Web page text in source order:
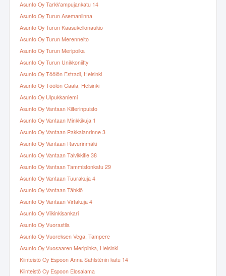
Asunto Oy Tarkk'ampujankatu 14
Asunto Oy Turun Asemanlinna
Asunto Oy Turun Kaasukellonaukio
Asunto Oy Turun Merenneito
Asunto Oy Turun Meripoika
Asunto Oy Turun Unikkoniitty
Asunto Oy Töölön Estradi, Helsinki
Asunto Oy Töölön Gaala, Helsinki
Asunto Oy Ulpukkaniemi
Asunto Oy Vantaan Kilterinpuisto
Asunto Oy Vantaan Minkkikuja 1
Asunto Oy Vantaan Pakkalanrinne 3
Asunto Oy Vantaan Ravurinmäki
Asunto Oy Vantaan Talvikkitie 38
Asunto Oy Vantaan Tammistonkatu 29
Asunto Oy Vantaan Tuurakuja 4
Asunto Oy Vantaan Tähkiö
Asunto Oy Vantaan Virtakuja 4
Asunto Oy Viikinkisankari
Asunto Oy Vuorastila
Asunto Oy Vuoreksen Vega, Tampere
Asunto Oy Vuosaaren Meripihka, Helsinki
Kiinteistö Oy Espoon Anna Sahlsténin katu 14
Kiinteistö Oy Espoon Elosalama